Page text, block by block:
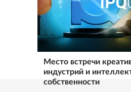
Место встречи
индустрий и
собственности